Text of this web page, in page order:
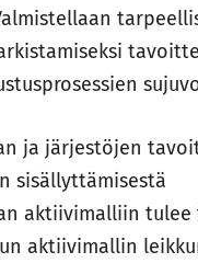
ja järjestöjen
sisällyttämisestä
aktiivimalliin tulee
aktiivimallin